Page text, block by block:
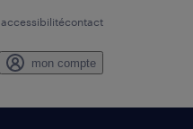
accessibilitécontact
mon compte